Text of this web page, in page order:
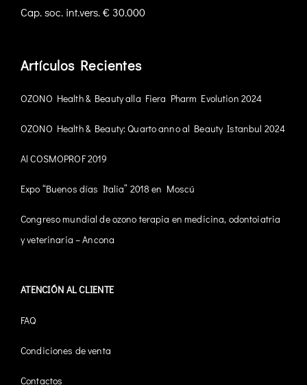
Cap. soc. int.vers. € 30.000
Artículos Recientes
OZONO Health & Beauty alla Fiera Pharm Evolution 2024
OZONO Health & Beauty: Quarto anno al Beauty Istanbul 2024
Al COSMOPROF 2019
Expo “Buenos días Italia” 2018 en Moscú
Congreso mundial de ozono terapia en medicina, odontoiatria
y veterinaria – Ancona
ATENCIÓN AL CLIENTE
FAQ
Condiciones de venta
Contactos